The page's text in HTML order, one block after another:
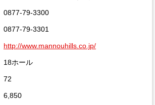
0877-79-3300
0877-79-3301
http://www.mannouhills.co.jp/
18ホール
72
6,850